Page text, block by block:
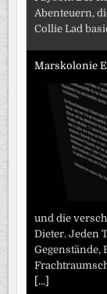
Abenteuern,
Collie Lad
Marskolonie
und die
Dieter. Jeden
Gegenstände,
[...]